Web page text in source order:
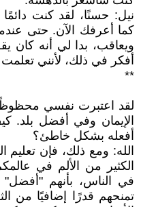
نيل: حسنًا، لقد كنت
كما أعرفك الآن. حتى
ويعاقب، بدا لي أنه كان
أفكر في ذلك، لأنني
**
لقد اعتبرت نفسي
الإيمان وفي أفضل
أفعله بشكل خاطئ؟
الله: ومع ذلك، فإن
الكثير من الألم في
في الناس، بأنهم
تمنحهم قدرًا إضافيًا من